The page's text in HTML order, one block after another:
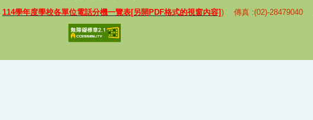
114學年度學校各單位電話分機一覽表[另開PDF格式的視窗內容] ) 傳真 :(02)-28479040